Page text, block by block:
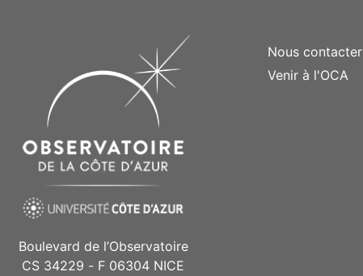
Boulevard de l’Observatoire
CS 34229 - F 06304 NICE
Nous contacter
Venir à l'OCA